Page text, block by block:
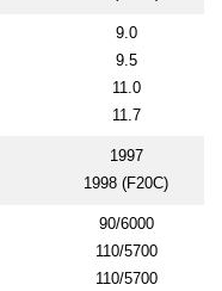
9.0
9.5
11.0
11.7
1997
1998 (F20C)
90/6000
110/5700
110/5700